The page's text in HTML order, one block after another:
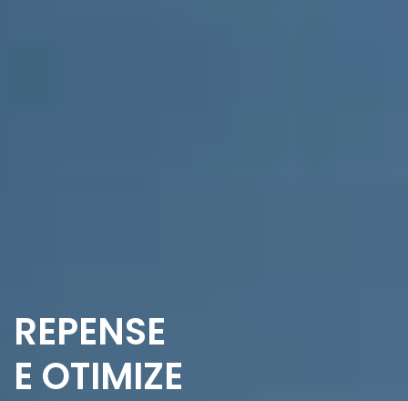
REPENSE
E OTIMIZE